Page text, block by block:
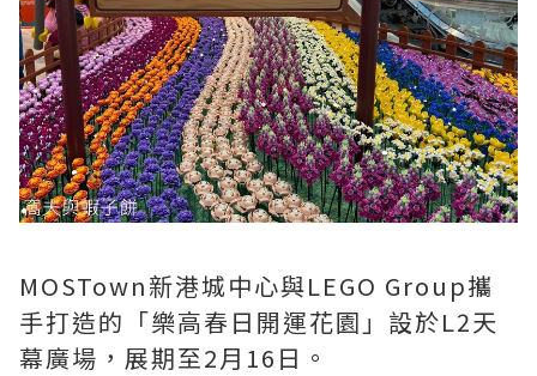
MOSTown新港城中心與LEGO Group攜
手打造的「樂高春日開運花園」設於L2天
幕廣場，展期至2月16日。